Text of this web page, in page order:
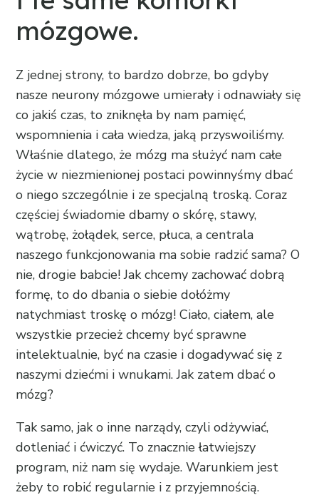
mózgowe.
Z jednej strony, to bardzo dobrze, bo gdyby
nasze neurony mózgowe umierały i odnawiały się
co jakiś czas, to zniknęła by nam pamięć,
wspomnienia i cała wiedza, jaką przyswoiliśmy.
Właśnie dlatego, że mózg ma służyć nam całe
życie w niezmienionej postaci powinnyśmy dbać
o niego szczególnie i ze specjalną troską. Coraz
częściej świadomie dbamy o skórę, stawy,
wątrobę, żołądek, serce, płuca, a centrala
naszego funkcjonowania ma sobie radzić sama? O
nie, drogie babcie! Jak chcemy zachować dobrą
formę, to do dbania o siebie dołóżmy
natychmiast troskę o mózg! Ciało, ciałem, ale
wszystkie przecież chcemy być sprawne
intelektualnie, być na czasie i dogadywać się z
naszymi dziećmi i wnukami. Jak zatem dbać o
mózg?
Tak samo, jak o inne narządy, czyli odżywiać,
dotleniać i ćwiczyć. To znacznie łatwiejszy
program, niż nam się wydaje. Warunkiem jest
żeby to robić regularnie i z przyjemnością.